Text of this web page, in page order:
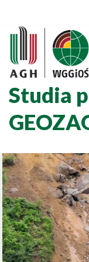
Przejdź
treści
Studia